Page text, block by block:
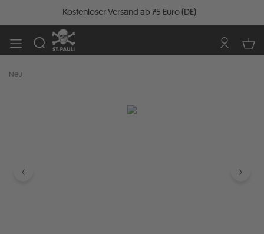
Kostenloser Versand ab 75 Euro (DE)
Neu